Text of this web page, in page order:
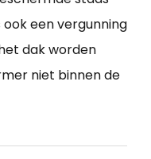
een vergunning
dak worden
niet binnen de